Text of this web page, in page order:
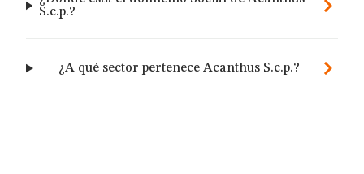
S.c.p.?
¿A qué sector pertenece Acanthus S.c.p.?